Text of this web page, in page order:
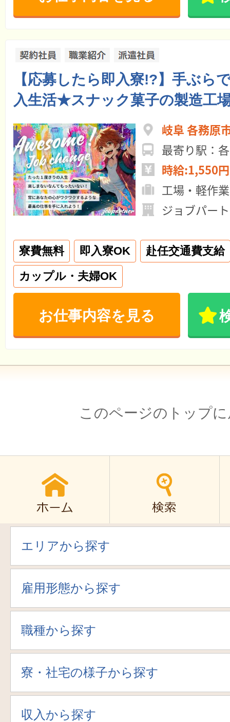
【応募したら即入寮!?】手ぶら
入生活★スナック菓子の製造工
岐阜 各務原
最寄り駅：
時給:1,550
工場・軽作業
ジョブパー
寮費無料 即入寮OK
赴任交通費支給
カップル・夫婦OK
お仕事内容を見る
このページのトップ
エリアから探す
雇用形態から探す
職種から探す
寮・社宅の様子から探す
収入から探す